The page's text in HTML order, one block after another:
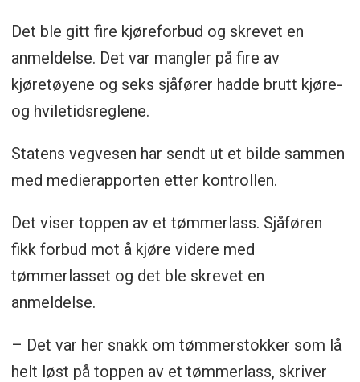
Det ble gitt fire kjøreforbud og skrevet en
anmeldelse. Det var mangler på fire av
kjøretøyene og seks sjåfører hadde brutt kjøre-
og hviletidsreglene.
Statens vegvesen har sendt ut et bilde sammen
med medierapporten etter kontrollen.
Det viser toppen av et tømmerlass. Sjåføren
fikk forbud mot å kjøre videre med
tømmerlasset og det ble skrevet en
anmeldelse.
– Det var her snakk om tømmerstokker som lå
helt løst på toppen av et tømmerlass, skriver